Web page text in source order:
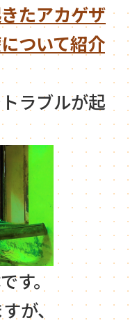
たアカゲザ
ついて紹介
ラブルが起
す。
が、